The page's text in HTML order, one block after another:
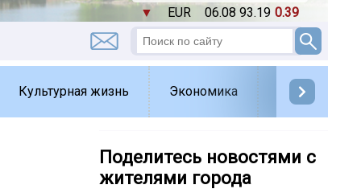
▼
EUR 06.08 93.19 0.39
Культурная жизнь Экономика Спорт
Поделитесь новостями с
жителями города